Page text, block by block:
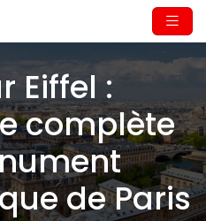
Eiffel :
complète
de Paris